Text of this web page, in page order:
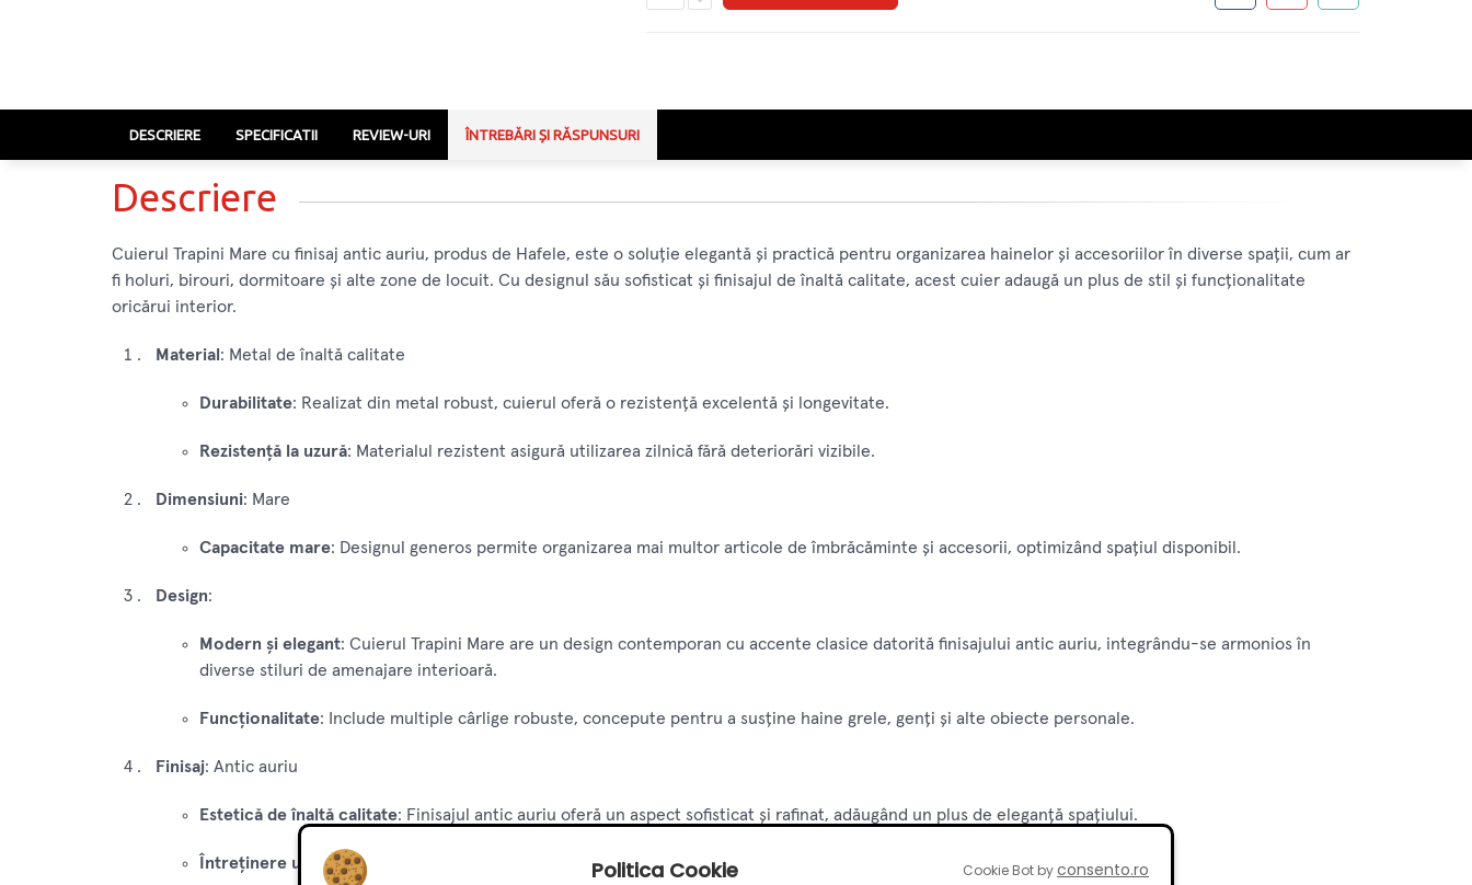
DESCRIERE SPECIFICATII REVIEW-URI ÎNTREBĂRI ȘI RĂSPUNSURI
Descriere
Cuierul Trapini Mare cu finisaj antic auriu, produs de Hafele, este o soluție elegantă și practică pentru organizarea hainelor și accesoriilor în diverse spații, cum ar
fi holuri, birouri, dormitoare și alte zone de locuit. Cu designul său sofisticat și finisajul de înaltă calitate, acest cuier adaugă un plus de stil și funcționalitate
oricărui interior.
Material : Metal de înaltă calitate
Durabilitate: Realizat din metal robust, cuierul oferă o rezistență excelentă și longevitate.
Rezistență la uzură: Materialul rezistent asigură utilizarea zilnică fără deteriorări vizibile.
Dimensiuni: Mare
Capacitate mare: Designul generos permite organizarea mai multor articole de îmbrăcăminte și accesorii, optimizând spațiul disponibil.
Design:
Modern și elegant: Cuierul Trapini Mare are un design contemporan cu accente clasice datorită finisajului antic auriu, integrându-se armonios în
diverse stiluri de amenajare interioară.
Funcționalitate: Include multiple cârlige robuste, concepute pentru a susține haine grele, genți și alte obiecte personale.
Finisaj: Antic auriu
Estetică de înaltă calitate: Finisajul antic auriu oferă un aspect sofisticat și rafinat, adăugând un plus de eleganță spațiului.
Întreținere ușoară: Suprafața este ușor de curățat și menținut, păstrându-și aspectul nou pentru o perioadă lungă de timp.
Politica Cookie Cookie Bot byconsento.ro